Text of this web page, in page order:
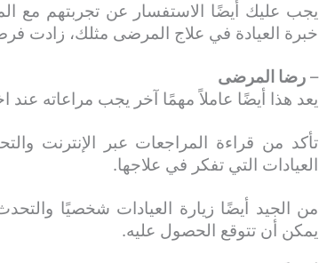
يجب عليك أيضًا الاستفسار عن تجربتهم مع
خبرة العيادة في علاج المرضى مثلك، زادت
– رضا المرضى
يعد هذا أيضًا عاملاً مهمًا آخر يجب مراعاته عند
تأكد من قراءة المراجعات عبر الإنترنت
العيادات التي تفكر في علاجها.
من الجيد أيضًا زيارة العيادات شخصيًا
يمكن أن تتوقع الحصول عليه.